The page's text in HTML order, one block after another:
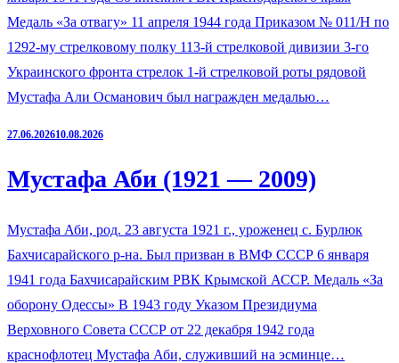
Медаль «За отвагу» 11 апреля 1944 года Приказом № 011/Н по
1292-му стрелковому полку 113-й стрелковой дивизии 3-го
Украинского фронта стрелок 1-й стрелковой роты рядовой
Мустафа Али Османович был награжден медалью…
27.06.202610.08.2026
Мустафа Аби (1921 — 2009)
Мустафа Аби, род. 23 августа 1921 г., уроженец с. Бурлюк
Бахчисарайского р-на. Был призван в ВМФ СССР 6 января
1941 года Бахчисарайским РВК Крымской АССР. Медаль «За
оборону Одессы» В 1943 году Указом Президиума
Верховного Совета СССР от 22 декабря 1942 года
краснофлотец Мустафа Аби, служивший на эсминце…